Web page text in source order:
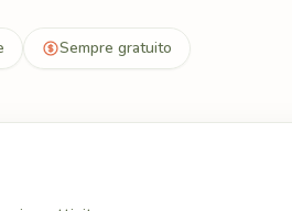
Sempre gratuito